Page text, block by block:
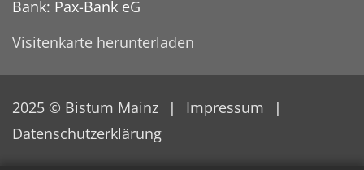
Bank: Pax-Bank eG
Visitenkarte herunterladen
2025 © Bistum Mainz
Impressum
Datenschutzerklärung